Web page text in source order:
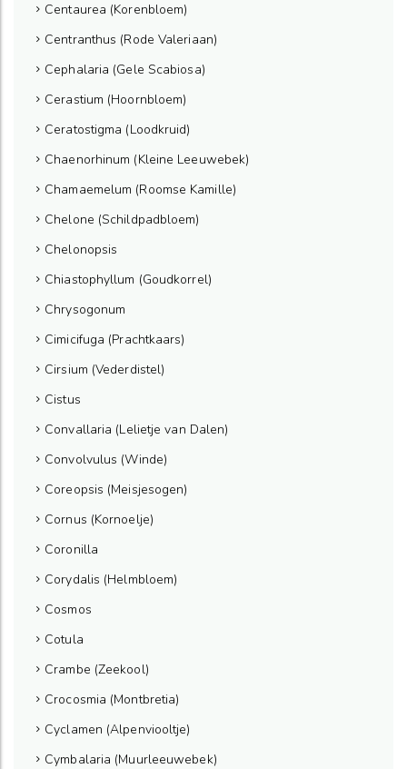
Centaurea (Korenbloem)
Centranthus (Rode Valeriaan)
Cephalaria (Gele Scabiosa)
Cerastium (Hoornbloem)
Ceratostigma (Loodkruid)
Chaenorhinum (Kleine Leeuwebek)
Chamaemelum (Roomse Kamille)
Chelone (Schildpadbloem)
Chelonopsis
Chiastophyllum (Goudkorrel)
Chrysogonum
Cimicifuga (Prachtkaars)
Cirsium (Vederdistel)
Cistus
Convallaria (Lelietje van Dalen)
Convolvulus (Winde)
Coreopsis (Meisjesogen)
Cornus (Kornoelje)
Coronilla
Corydalis (Helmbloem)
Cosmos
Cotula
Crambe (Zeekool)
Crocosmia (Montbretia)
Cyclamen (Alpenviooltje)
Cymbalaria (Muurleeuwebek)